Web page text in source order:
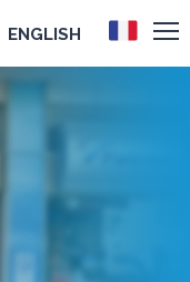
ENGLISH